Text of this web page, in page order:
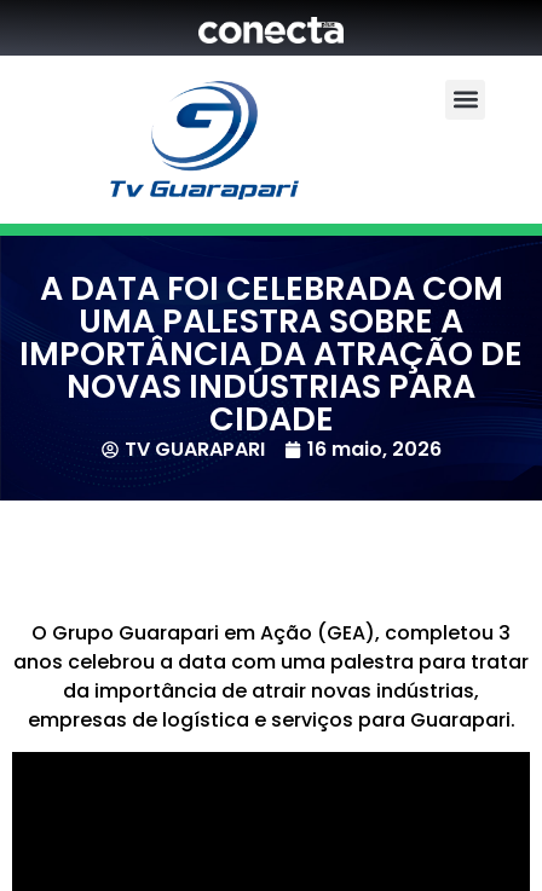
A DATA FOI CELEBRADA COM
UMA PALESTRA SOBRE A
IMPORTÂNCIA DA ATRAÇÃO DE
NOVAS INDÚSTRIAS PARA
CIDADE
TV GUARAPARI 16 maio, 2026
O Grupo Guarapari em Ação (GEA), completou 3
anos celebrou a data com uma palestra para tratar
da importância de atrair novas indústrias,
empresas de logística e serviços para Guarapari.